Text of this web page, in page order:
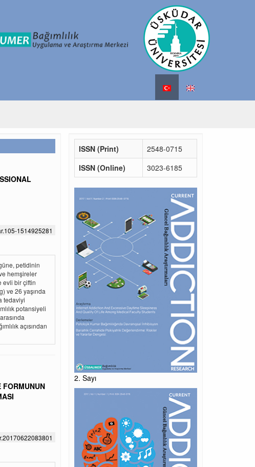
1514925281
petidinin
hemşireler
evli bir çiftin
ve 26 yaşında
tedaviyi
potansiyeli
açısından
ISSN (Print)
2548-0715
ISSN (Online)
3023-6185
2. Sayı